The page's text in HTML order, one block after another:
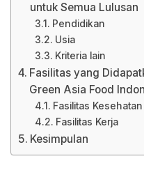
untuk Semua Lulusan
Pendidikan
Usia
Kriteria lain
Fasilitas yang
Green Asia Food
Fasilitas Kesehatan
Fasilitas Kerja
Kesimpulan